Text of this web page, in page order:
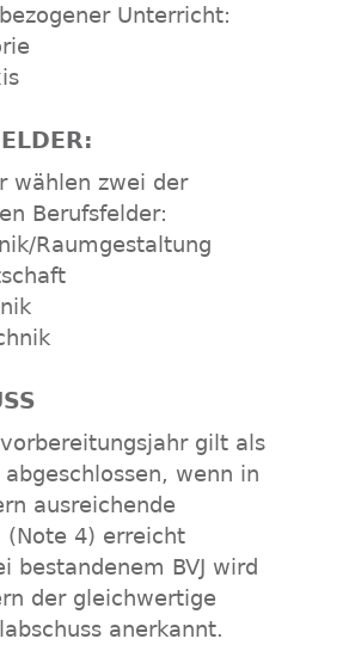
Unterricht:
wählen zwei der
Berufsfelder:
Raumgestaltung
gilt als
wenn in
ausreichende
(Note 4) erreicht
bestandenem BVJ wird
der gleichwertige
anerkannt.